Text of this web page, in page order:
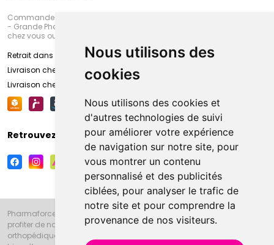
Nous utilisons des
cookies
Nous utilisons des cookies et
d'autres technologies de suivi
pour améliorer votre expérience
de navigation sur notre site, pour
vous montrer un contenu
personnalisé et des publicités
ciblées, pour analyser le trafic de
notre site et pour comprendre la
provenance de nos visiteurs.
Commandez en ligne et venez chercher votre commande à Amiens
- Grande Pharmacie d’Amiens (Fachon) ou recevez-là rapidement
chez vous ou en point retrait
Retrait dans la pharmacie d’Amiens
Livraison chez vous
Livraison chez votre commerçant
Retrouvez-nous sur vos réseaux sociaux
Pharmaforce.fr et la Grande Pharmacie d’Amiens vous souhaitent de
profiter de notre accueil, de nos conseils pharmaceutiques,
orthopédiques, homéopathiques, parapharmaceutiques, beauté et